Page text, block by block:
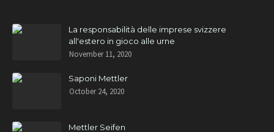
La responsabilità delle imprese svizzere
all'estero in gioco alle urne
November 11, 2020
Saponi Mettler
October 24, 2020
Mettler Seifen